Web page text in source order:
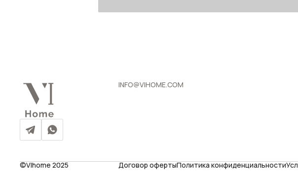
INFO@VIHOME.COM
©VIhome 2025 Договор офертыПолитика конфиденциальности